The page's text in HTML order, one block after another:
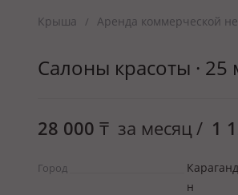
Крыша / Аренда коммерческой
Салоны красоты · 25
28 000 ₸ за месяц/ 1
Город
н